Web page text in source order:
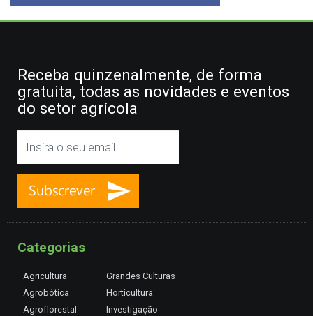
Receba quinzenalmente, de forma
gratuita, todas as novidades e eventos
do setor agrícola
Categorias
Agricultura
Agrobótica
Agroflorestal
Grandes Culturas
Horticultura
Investigação